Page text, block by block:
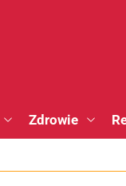
Zdrowie